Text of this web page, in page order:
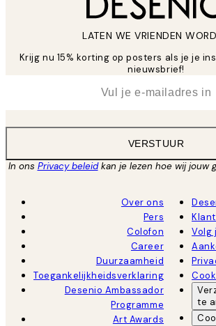
LATEN WE VRIENDEN
Krijg nu 15% korting op posters als je je
nieuwsbrief!
VERSTUUR
In ons Privacy beleidkan je lezen hoe wij jouw
Over ons
Pers
Colofon
Career
Duurzaamheid
Toegankelijkheidsverklaring
Desenio Ambassador
Programme
Art Awards
Volg
te